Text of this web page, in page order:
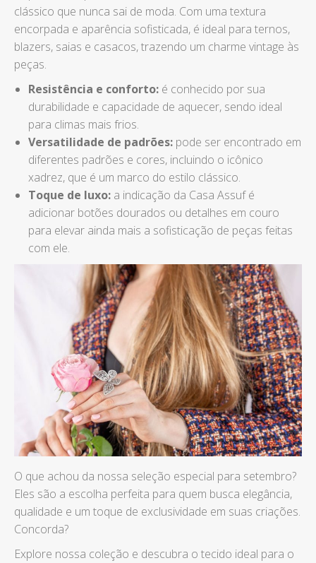
clássico que nunca sai de moda. Com uma textura
encorpada e aparência sofisticada, é ideal para ternos,
blazers, saias e casacos, trazendo um charme vintage às
peças.
Resistência e conforto: é conhecido por sua
durabilidade e capacidade de aquecer, sendo ideal
para climas mais frios.
Versatilidade de padrões: pode ser encontrado em
diferentes padrões e cores, incluindo o icônico
xadrez, que é um marco do estilo clássico.
Toque de luxo: a indicação da Casa Assuf é
adicionar botões dourados ou detalhes em couro
para elevar ainda mais a sofisticação de peças feitas
com ele.
O que achou da nossa seleção especial para setembro?
Eles são a escolha perfeita para quem busca elegância,
qualidade e um toque de exclusividade em suas criações.
Concorda?
Explore nossa coleção e descubra o tecido ideal para o